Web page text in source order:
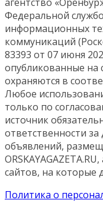
Федеральной
информационных
коммуникаций
83393 от 07 июня
опубликованные на
охраняются в
Любое
только по
источник
ответственности
объявлений,
сайтов, на которые
Политика о